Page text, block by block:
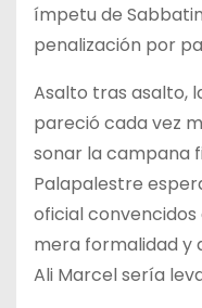
ímpetu de
penalización por
Asalto tras asalto,
pareció cada vez
sonar la campana
Palapalestre
oficial
mera formalidad y
Ali Marcel sería